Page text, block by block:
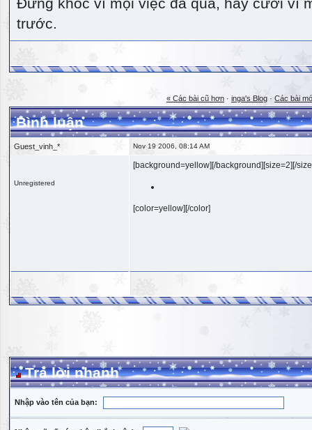
trước.
« Các bài cũ hơn · inga's Blog · Các bài
Bình luận
Guest_vinh_* Nov 19 2006, 08:14 AM
Unregistered
[background=yellow][/background][size=2][/
[color=yellow][/color]
Trả lời nhanh
Nhập vào tên của bạn: